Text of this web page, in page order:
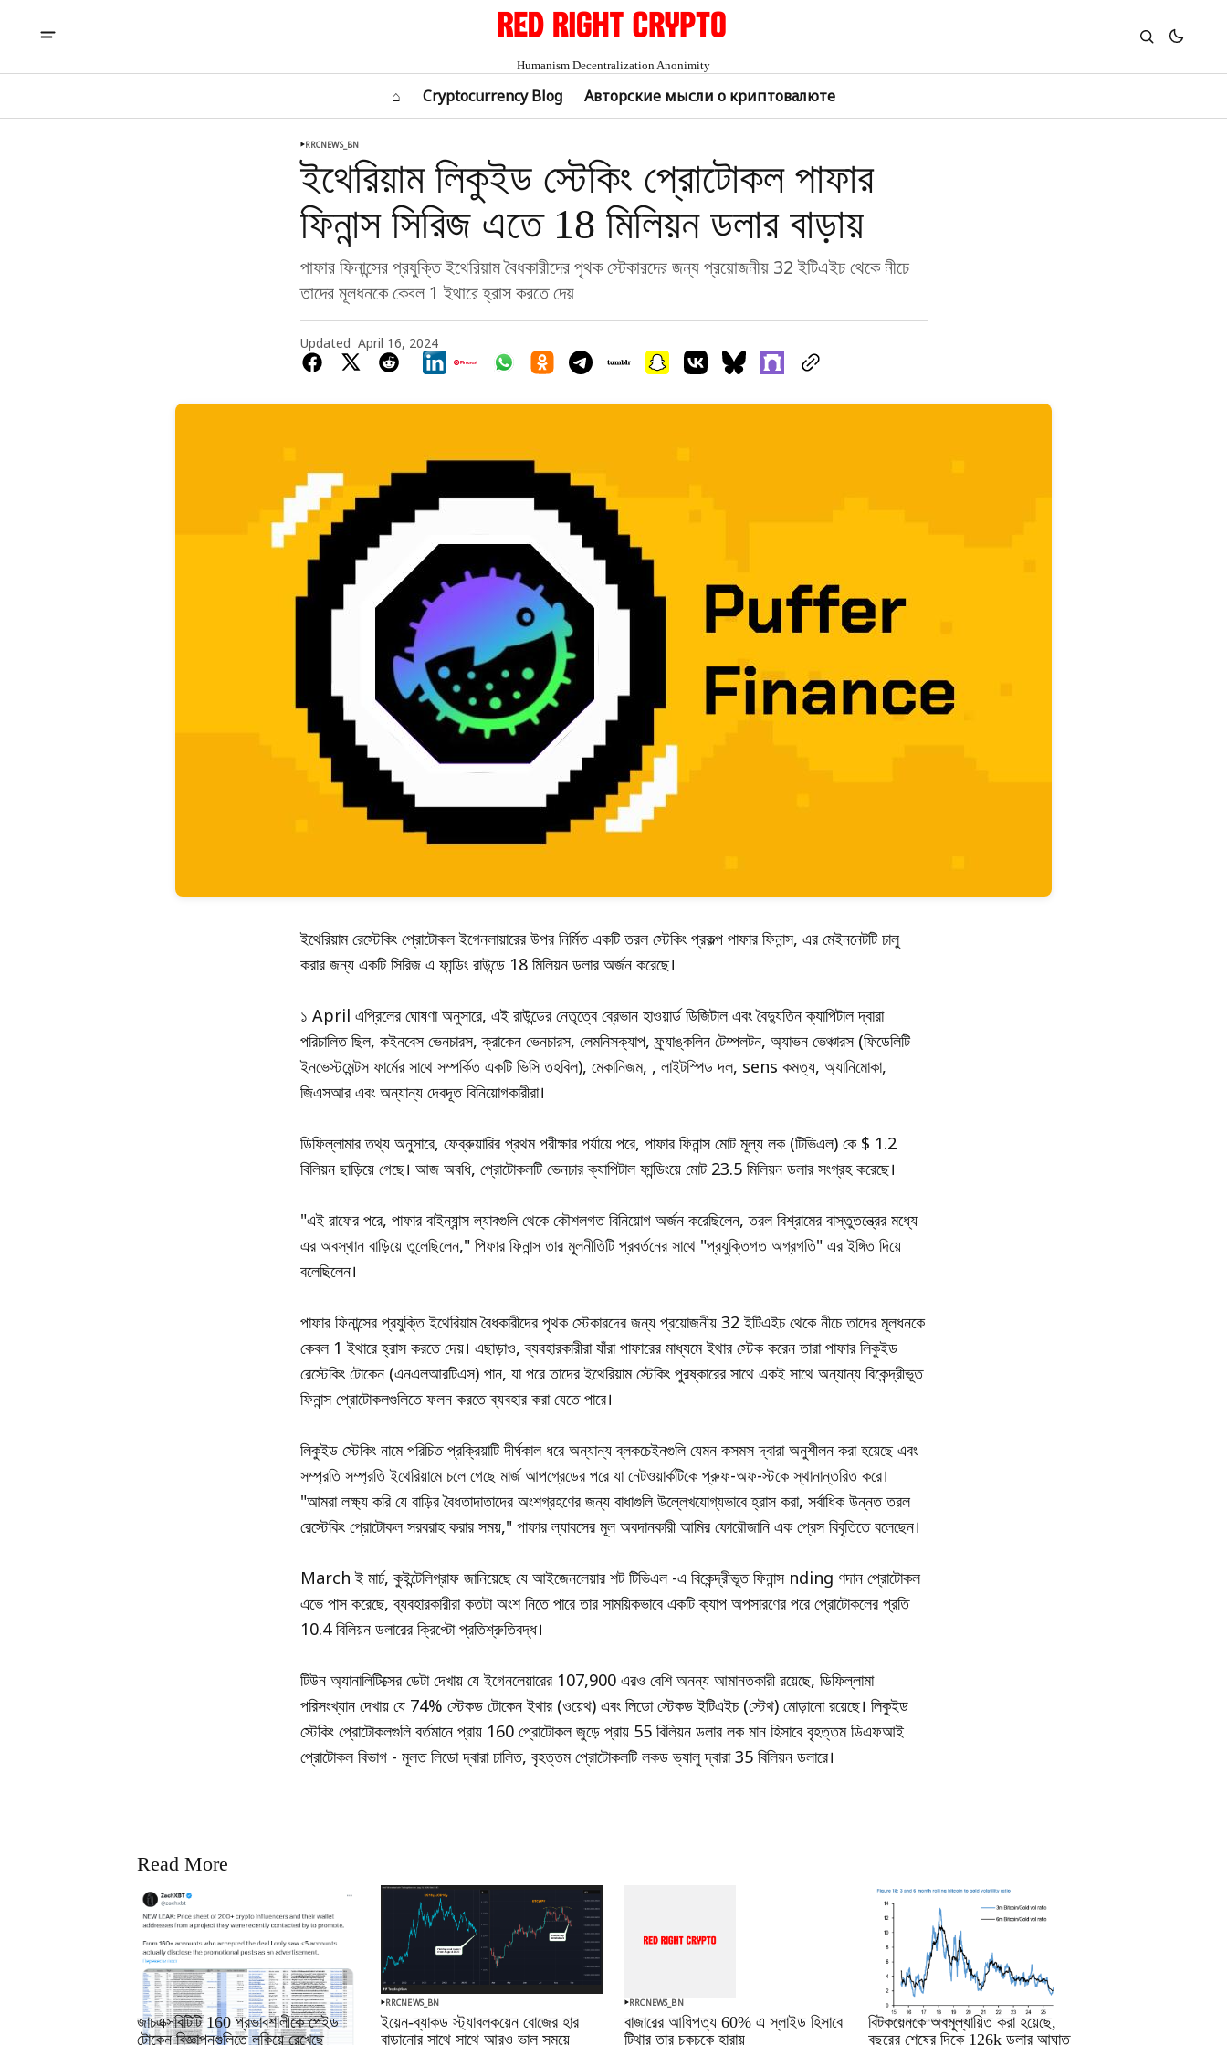
Humanism Decentralization Anonimity
⌂ Cryptocurrency Blog Авторские мысли о криптовалюте
RRCNEWS_BN
ইথেরিয়াম লিকুইড স্টেকিং প্রোটোকল পাফার
ফিনান্স সিরিজ এতে 18 মিলিয়ন ডলার বাড়ায়
পাফার ফিনান্সের প্রযুক্তি ইথেরিয়াম বৈধকারীদের পৃথক স্টেকারদের জন্য প্রয়োজনীয় 32 ইটিএইচ থেকে নীচে
তাদের মূলধনকে কেবল 1 ইথারে হ্রাস করতে দেয়
Updated April 16, 2024
ইথেরিয়াম রেস্টেকিং প্রোটোকল ইগেনলায়ারের উপর নির্মিত একটি তরল স্টেকিং প্রকল্প পাফার ফিনান্স, এর মেইননেটটি চালু
করার জন্য একটি সিরিজ এ ফান্ডিং রাউন্ডে 18 মিলিয়ন ডলার অর্জন করেছে।
১ April এপ্রিলের ঘোষণা অনুসারে, এই রাউন্ডের নেতৃত্বে ব্রেভান হাওয়ার্ড ডিজিটাল এবং বৈদ্যুতিন ক্যাপিটাল দ্বারা
পরিচালিত ছিল, কইনবেস ভেনচারস, ক্রাকেন ভেনচারস, লেমনিসক্যাপ, ফ্র্যাঙ্কলিন টেম্পলটন, অ্যাভন ভেঞ্চারস (ফিডেলিটি
ইনভেস্টমেন্টস ফার্মের সাথে সম্পর্কিত একটি ভিসি তহবিল), মেকানিজম, , লাইটস্পিড দল, sens কমত্য, অ্যানিমোকা,
জিএসআর এবং অন্যান্য দেবদূত বিনিয়োগকারীরা।
ডিফিল্লামার তথ্য অনুসারে, ফেব্রুয়ারির প্রথম পরীক্ষার পর্যায়ে পরে, পাফার ফিনান্স মোট মূল্য লক (টিভিএল) কে $ 1.2
বিলিয়ন ছাড়িয়ে গেছে। আজ অবধি, প্রোটোকলটি ভেনচার ক্যাপিটাল ফান্ডিংয়ে মোট 23.5 মিলিয়ন ডলার সংগ্রহ করেছে।
"এই রাফের পরে, পাফার বাইন্যান্স ল্যাবগুলি থেকে কৌশলগত বিনিয়োগ অর্জন করেছিলেন, তরল বিশ্রামের বাস্তুতন্ত্রের মধ্যে
এর অবস্থান বাড়িয়ে তুলেছিলেন," পিফার ফিনান্স তার মূলনীতিটি প্রবর্তনের সাথে "প্রযুক্তিগত অগ্রগতি" এর ইঙ্গিত দিয়ে
বলেছিলেন।
পাফার ফিনান্সের প্রযুক্তি ইথেরিয়াম বৈধকারীদের পৃথক স্টেকারদের জন্য প্রয়োজনীয় 32 ইটিএইচ থেকে নীচে তাদের মূলধনকে
কেবল 1 ইথারে হ্রাস করতে দেয়। এছাড়াও, ব্যবহারকারীরা যাঁরা পাফারের মাধ্যমে ইথার স্টেক করেন তারা পাফার লিকুইড
রেস্টেকিং টোকেন (এনএলআরটিএস) পান, যা পরে তাদের ইথেরিয়াম স্টেকিং পুরষ্কারের সাথে একই সাথে অন্যান্য বিকেন্দ্রীভূত
ফিনান্স প্রোটোকলগুলিতে ফলন করতে ব্যবহার করা যেতে পারে।
লিকুইড স্টেকিং নামে পরিচিত প্রক্রিয়াটি দীর্ঘকাল ধরে অন্যান্য ব্লকচেইনগুলি যেমন কসমস দ্বারা অনুশীলন করা হয়েছে এবং
সম্প্রতি সম্প্রতি ইথেরিয়ামে চলে গেছে মার্জ আপগ্রেডের পরে যা নেটওয়ার্কটিকে প্রুফ-অফ-স্টকে স্থানান্তরিত করে।
"আমরা লক্ষ্য করি যে বাড়ির বৈধতাদাতাদের অংশগ্রহণের জন্য বাধাগুলি উল্লেখযোগ্যভাবে হ্রাস করা, সর্বাধিক উন্নত তরল
রেস্টেকিং প্রোটোকল সরবরাহ করার সময়," পাফার ল্যাবসের মূল অবদানকারী আমির ফোরৌজানি এক প্রেস বিবৃতিতে বলেছেন।
March ই মার্চ, কুইন্টেলিগ্রাফ জানিয়েছে যে আইজেনলেয়ার শট টিভিএল -এ বিকেন্দ্রীভূত ফিনান্স nding ণদান প্রোটোকল
এভে পাস করেছে, ব্যবহারকারীরা কতটা অংশ নিতে পারে তার সাময়িকভাবে একটি ক্যাপ অপসারণের পরে প্রোটোকলের প্রতি
10.4 বিলিয়ন ডলারের ক্রিপ্টো প্রতিশ্রুতিবদ্ধ।
টিউন অ্যানালিটিক্সের ডেটা দেখায় যে ইগেনলেয়ারের 107,900 এরও বেশি অনন্য আমানতকারী রয়েছে, ডিফিল্লামা
পরিসংখ্যান দেখায় যে 74% স্টেকড টোকেন ইথার (ওয়েথ) এবং লিডো স্টেকড ইটিএইচ (স্টেথ) মোড়ানো রয়েছে। লিকুইড
স্টেকিং প্রোটোকলগুলি বর্তমানে প্রায় 160 প্রোটোকল জুড়ে প্রায় 55 বিলিয়ন ডলার লক মান হিসাবে বৃহত্তম ডিএফআই
প্রোটোকল বিভাগ - মূলত লিডো দ্বারা চালিত, বৃহত্তম প্রোটোকলটি লকড ভ্যালু দ্বারা 35 বিলিয়ন ডলারে।
Read More
RRCNEWS_BN
জাচএক্সবিটিটি 160 প্রভাবশালীকে পেইড
টোকেন বিজ্ঞাপনগুলিতে লুকিয়ে রেখেছে
RRCNEWS_BN
ইয়েন-ব্যাকড স্ট্যাবলকয়েন বোজের হার
বাড়ানোর সাথে সাথে আরও ভাল সময়ে
RRCNEWS_BN
বাজারের আধিপত্য 60% এ স্লাইড হিসাবে
টিথার তার চকচকে হারায়
RRCNEWS_BN
বিটকয়েনকে অবমূল্যায়িত করা হয়েছে,
বছরের শেষের দিকে 126k ডলার আঘাত